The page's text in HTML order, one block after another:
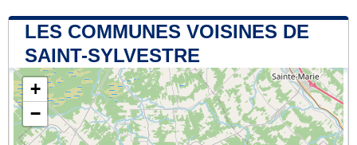
LES COMMUNES VOISINES DE
SAINT-SYLVESTRE
+
−